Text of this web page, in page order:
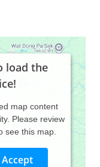
load the
map content
Please review
see this map.
Accept